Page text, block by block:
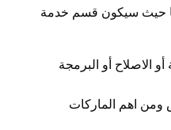
حيث سيكون قسم خدمة
الاصلاح أو البرمجة
ومن اهم الماركات